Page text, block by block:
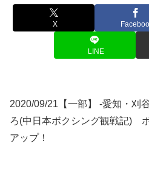
X
LINE
2020/09/21【一部】 -愛知・刈
ろ(中日本ボクシング観戦記)
アップ！